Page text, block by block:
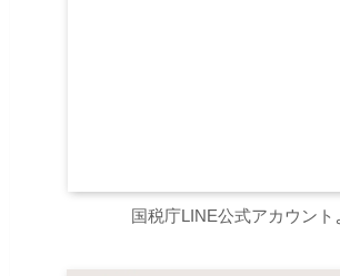
国税庁LINE公式アカウント